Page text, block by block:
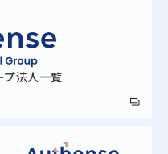
プ法人一覧